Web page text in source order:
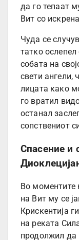
да го тепаат
Вит со
Чуда се
татко
собата на
свети ангели,
лицата како
го вратил
останал
сопствениот
Спасение и
Во моментите
на Вит му се
Крискентија
на реката
продолжил да